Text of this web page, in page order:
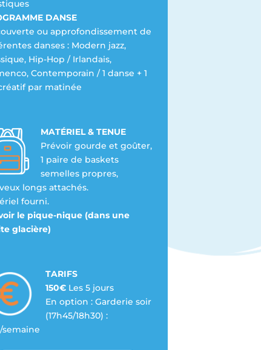
DANSE
ou approfondissement de
danses : Modern jazz,
Hip-Hop / Irlandais,
Contemporain / 1 danse + 1
par matinée
MATÉRIEL & TENUE
Prévoir gourde et goûter,
1 paire de baskets
semelles propres,
longs attachés.
fourni.
le pique-nique (dans une
glacière)
TARIFS
150€ Les 5 jours
En option : Garderie soir
(17h45/18h30) :
semaine